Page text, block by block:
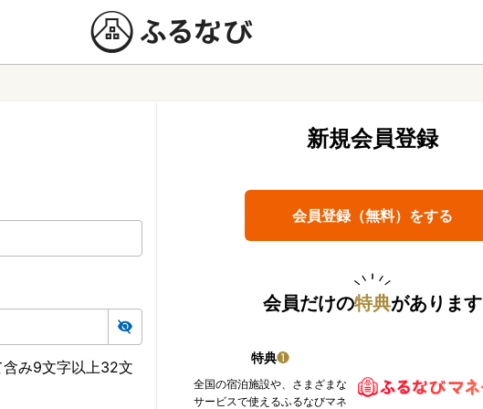
み9文字以上32文
新規会員登録
会員登録（無料）をする
会員だけの特典があります
特典❶
全国の宿泊施設や、さまざまな
サービスで使えるふるなびマネ